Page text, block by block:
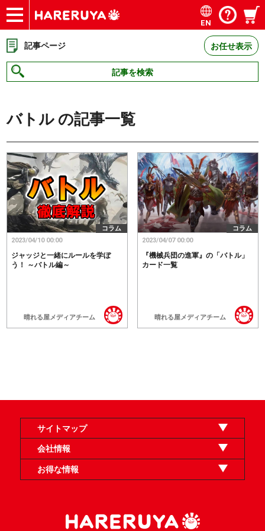
ショップ
買取
記事
デッキ検索
デッキ構築
選手一覧
店舗一覧
イベント
お問い合わせ
EN
記事ページ お任せ表示
記事を検索
バトル の記事一覧
コラム
晴れる屋メディアチーム
ジャッジと一緒にルールを学ぼ
う！ ～バトル編～
2023/04/10 00:00
コラム
晴れる屋メディアチーム
『機械兵団の進軍』の「バトル」
カード一覧
2023/04/07 00:00
サイトマップ
オンラインショップ
買取
記事
選手一覧
デッキ検索
デッキ構築
イベント・大会
店舗のご案内
お問い合わせ
ヘルプ
FAQ
会社情報
利用規約
スタッフ募集
特定商取引法表示
個人情報保護方針
企業情報
お得な情報